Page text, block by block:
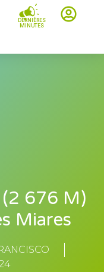
DERNIÈRES
MINUTES
(2 676 M)
Miares